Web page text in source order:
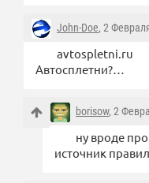
John-Doe, 2
avtospletni.ru
Автосплетни?…
borisow, 2
ну вроде
источник